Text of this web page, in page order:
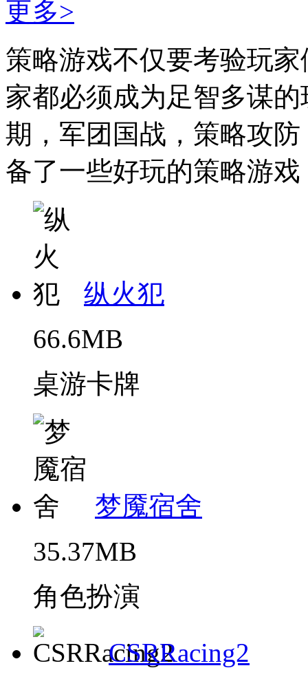
更多>
策略游戏不仅要考验玩
家都必须成为足智多谋
期，军团国战，策略攻
备了一些好玩的策略游
纵火犯
66.6MB
桌游卡牌
梦魇宿舍
35.37MB
角色扮演
CSRRacing2